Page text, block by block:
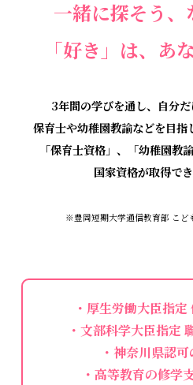
一緒に探そう、
「好き」は、あ
3年間の学びを通し、自分
保育士や幼稚園教諭などを目指
「保育士資格」、「幼稚園
国家資格が取得でき
※豊岡短期大学通信教育部 こど
・厚生労働大臣指
・文部科学大臣指定
・神奈川県認
・高等教育の修学